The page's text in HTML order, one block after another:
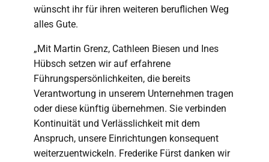
wünscht ihr für ihren weiteren beruflichen Weg
alles Gute.
„Mit Martin Grenz, Cathleen Biesen und Ines
Hübsch setzen wir auf erfahrene
Führungspersönlichkeiten, die bereits
Verantwortung in unserem Unternehmen tragen
oder diese künftig übernehmen. Sie verbinden
Kontinuität und Verlässlichkeit mit dem
Anspruch, unsere Einrichtungen konsequent
weiterzuentwickeln. Frederike Fürst danken wir